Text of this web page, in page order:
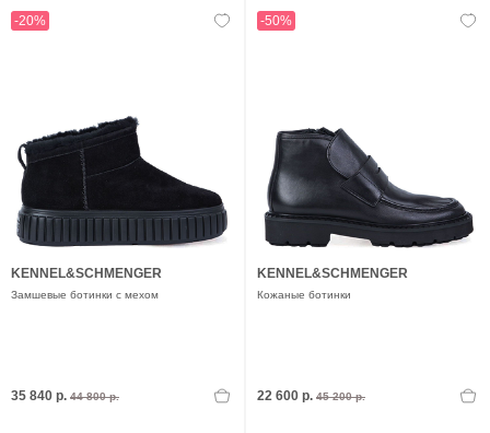
-20%
KENNEL&SCHMENGER
Замшевые ботинки с мехом
35 840 р. 44 800 р.
-50%
KENNEL&SCHMENGER
Кожаные ботинки
22 600 р. 45 200 р.